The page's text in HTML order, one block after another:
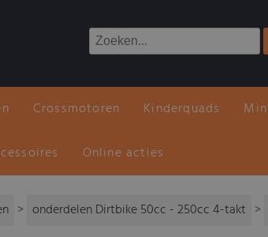
Crossmotoren Kinderquads
Online acties
> onderdelen Dirtbike 50cc - 250cc 4-takt >